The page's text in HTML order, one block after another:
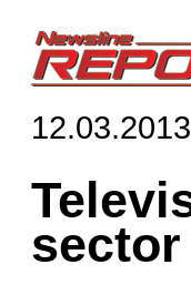
sector